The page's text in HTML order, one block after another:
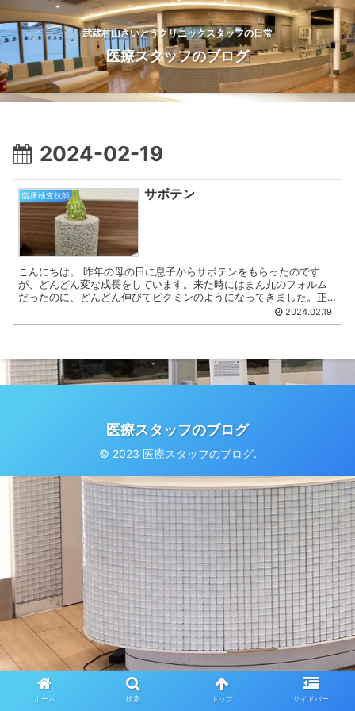
武蔵村山さいとうクリニックスタッフの日常
医療スタッフのブログ
2024-02-19
臨床検査技師 サボテン
こんにちは。 昨年の母の日に息子からサボテンをもらったのです
が、どんどん変な成長をしています。来た時にはまん丸のフォルム
だったのに、どんどん伸びてピクミンのようになってきました。正
解なのか？お花は咲くのか？ また今後の成長をお知らせしたいと...
2024.02.19
医療スタッフのブログ
© 2023 医療スタッフのブログ.
ホーム 検索 トップ サイドバー